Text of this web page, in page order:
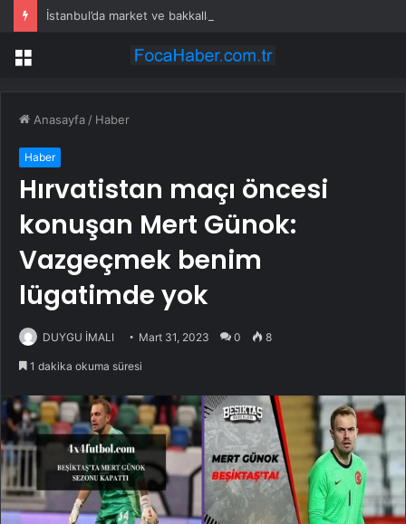
Menü
Anasayfa / Haber
Haber
Hırvatistan maçı öncesi
konuşan Mert Günok:
Vazgeçmek benim
lügatimde yok
DUYGU İMALI Mart 31, 2023 0 8
1 dakika okuma süresi